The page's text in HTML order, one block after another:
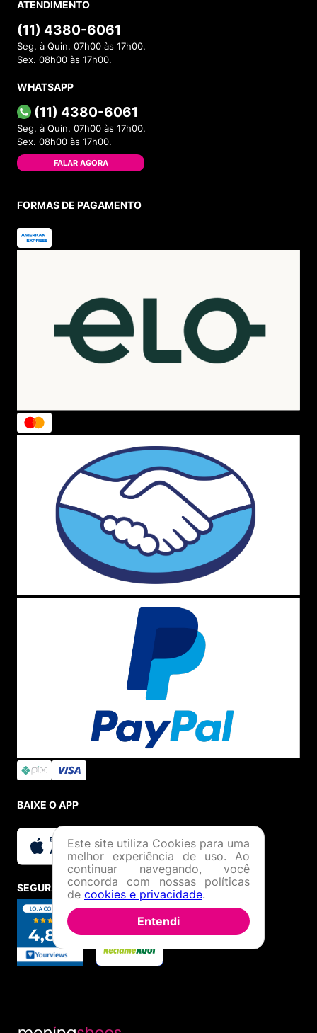
ATENDIMENTO
(11) 4380-6061
Seg. à Quin. 07h00 às 17h00.
Sex. 08h00 às 17h00.
WHATSAPP
(11) 4380-6061
Seg. à Quin. 07h00 às 17h00.
Sex. 08h00 às 17h00.
FALAR AGORA
FORMAS DE PAGAMENTO
BAIXE O APP
SEGURANÇA E CREDIBILIDADE
Este site utiliza Cookies para uma
melhor experiência de uso. Ao
continuar navegando, você
concorda com nossas políticas
de cookies e privacidade.
Entendi